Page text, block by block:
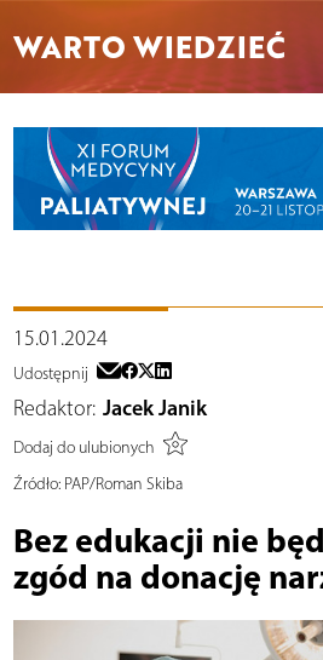
WARTO WIEDZIEĆ
15.01.2024
Udostępnij
Redaktor: Jacek Janik
Dodaj do ulubionych
Źródło:PAP/Roman Skiba
Bez edukacji nie
zgód na donację